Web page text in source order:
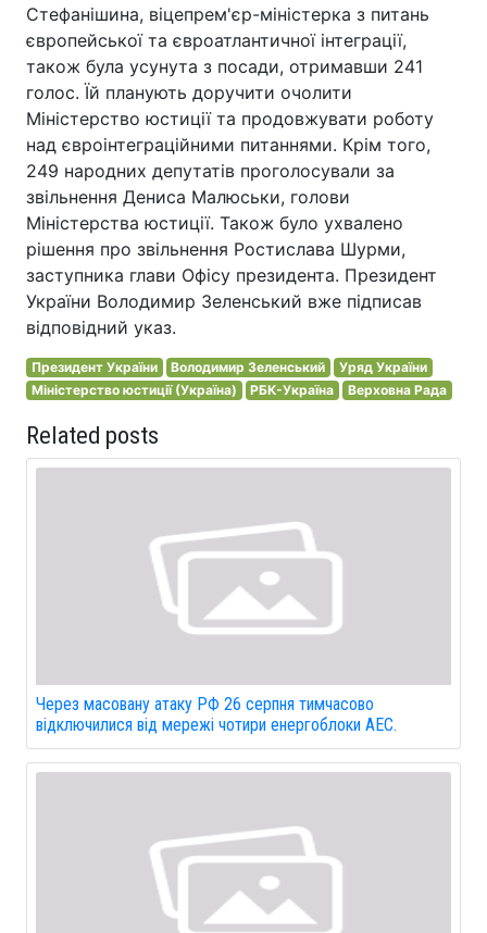
Стефанішина, віцепрем'єр-міністерка з питань
європейської та євроатлантичної інтеграції,
також була усунута з посади, отримавши 241
голос. Їй планують доручити очолити
Міністерство юстиції та продовжувати роботу
над євроінтеграційними питаннями. Крім того,
249 народних депутатів проголосували за
звільнення Дениса Малюськи, голови
Міністерства юстиції. Також було ухвалено
рішення про звільнення Ростислава Шурми,
заступника глави Офісу президента. Президент
України Володимир Зеленський вже підписав
відповідний указ.
Президент України Володимир Зеленський
Уряд України
Міністерство юстиції (Україна)
РБК-Україна Верховна Рада
Related posts
Через масовану атаку РФ 26 серпня тимчасово
відключилися від мережі чотири енергоблоки АЕС.